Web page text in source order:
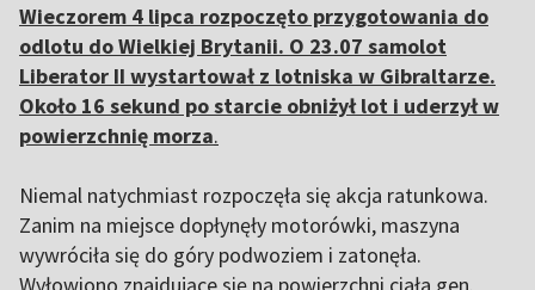
Wieczorem 4 lipca rozpoczęto przygotowania do
odlotu do Wielkiej Brytanii. O 23.07 samolot
Liberator II wystartował z lotniska w Gibraltarze.
Około 16 sekund po starcie obniżył lot i uderzył w
powierzchnię morza.
Niemal natychmiast rozpoczęła się akcja ratunkowa.
Zanim na miejsce dopłynęły motorówki, maszyna
wywróciła się do góry podwoziem i zatonęła.